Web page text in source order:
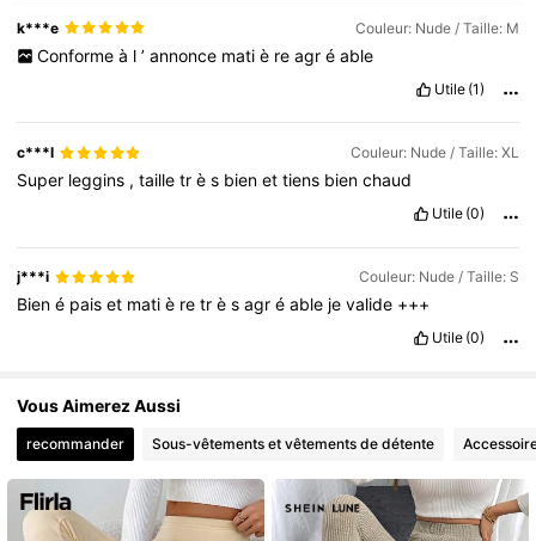
k***e Couleur: Nude / Taille: M
Conforme à l ’ annonce mati è re agr é able
Utile (1)
c***l Couleur: Nude / Taille: XL
Super leggins ,tailletrès bienettiens bienchaud
Utile (0)
j***i Couleur: Nude / Taille: S
Biené paiset matiè retrèsagréable jevalide +++
Utile (0)
Vous Aimerez Aussi
recommander Sous-vêtements et vêtements de détente